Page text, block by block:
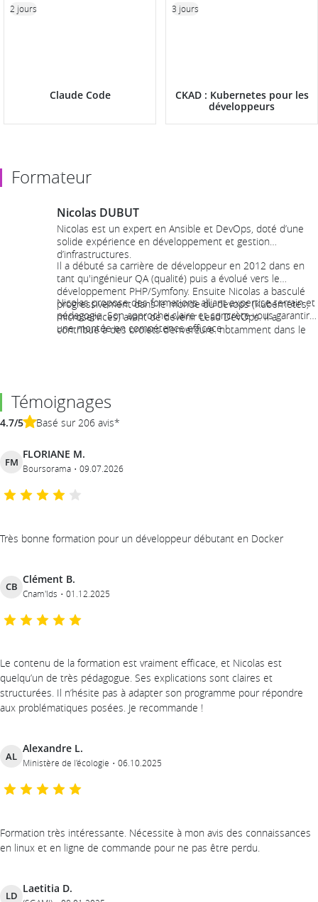
Claude Code
2 jours
CKAD : Kubernetes pour les
développeurs
3 jours
Formateur
Nicolas DUBUT
Nicolas est un expert en Ansible et DevOps, doté d’une
solide expérience en développement et gestion
d’infrastructures.
Il a débuté sa carrière de développeur en 2012 dans en
tant qu'ingénieur QA (qualité) puis a évolué vers le
développement PHP/Symfony. Ensuite Nicolas a basculé
progressivement dans le monde du devops (Kubernetes,
microservices) avant de devenir Lead DevOps. Il a
contribué à des projets d’envergure, notamment dans le
Nicolas propose des formations alliant expertise terrain et
pédagogie. Son approche claire et concrète vous garantira
une montée en compétence efficace !
Témoignages
4.7/5 Basé sur 206 avis*
FM
FLORIANE M.
Boursorama 09.07.2026
Très bonne formation pour un développeur débutant en Docker
CB
Clément B.
Cnam'Ids 01.12.2025
Le contenu de la formation est vraiment efficace, et Nicolas est
quelqu’un de très pédagogue. Ses explications sont claires et
structurées. Il n’hésite pas à adapter son programme pour répondre
aux problématiques posées. Je recommande !
AL
Alexandre L.
Ministère de l'écologie 06.10.2025
Formation très intéressante. Nécessite à mon avis des connaissances
en linux et en ligne de commande pour ne pas être perdu.
LD
Laetitia D.